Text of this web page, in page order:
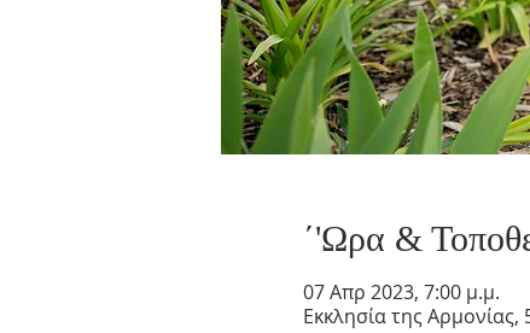
΄'Ωρα &
07 Απρ 2023, 7:00 μ.μ.
Εκκλησία της